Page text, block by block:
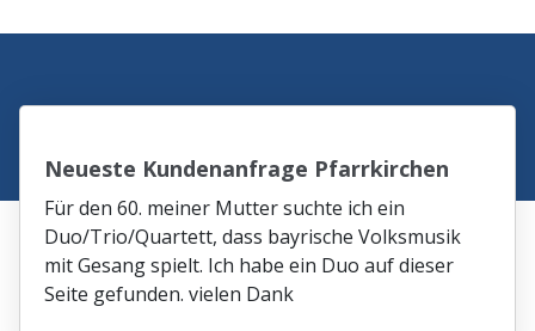
Neueste Kundenanfrage Pfarrkirchen
Für den 60. meiner Mutter suchte ich ein
Duo/Trio/Quartett, dass bayrische Volksmusik
mit Gesang spielt. Ich habe ein Duo auf dieser
Seite gefunden. vielen Dank